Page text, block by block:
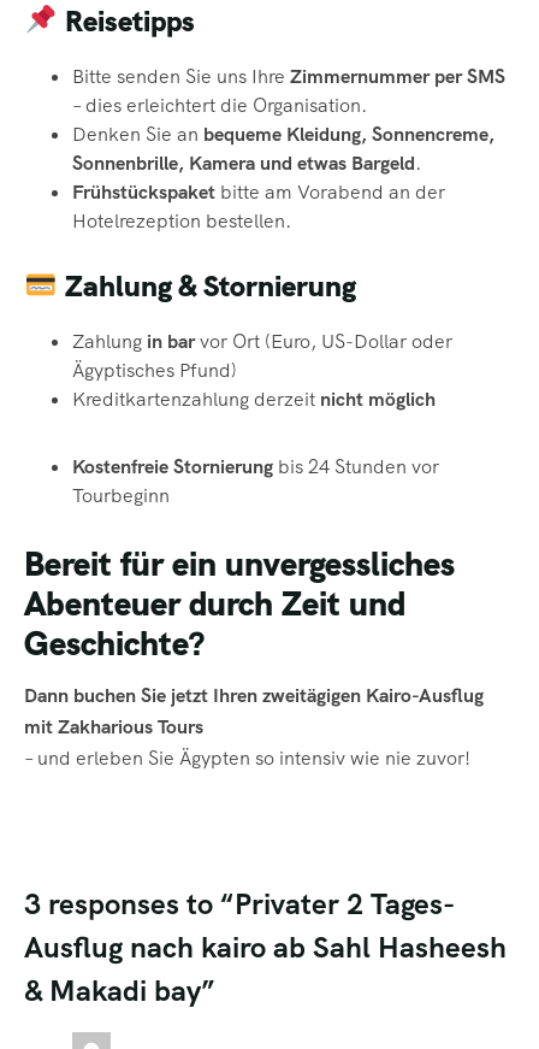
Reisetipps
Bitte senden Sie uns Ihre Zimmernummer per SMS
– dies erleichtert die Organisation.
Denken Sie an bequeme Kleidung, Sonnencreme,
Sonnenbrille, Kamera und etwas Bargeld.
Frühstückspaket bitte am Vorabend an der
Hotelrezeption bestellen.
Zahlung & Stornierung
Zahlung in barvor Ort (Euro, US-Dollar oder
Ägyptisches Pfund)
Kreditkartenzahlung derzeit nicht möglich
Kostenfreie Stornierung bis 24 Stunden vor
Tourbeginn
Bereit für ein unvergessliches
Abenteuer durch Zeit und
Geschichte?
Dann buchen Sie jetzt Ihren zweitägigen Kairo-Ausflug
mit Zakharious Tours
– und erleben Sie Ägypten so intensiv wie nie zuvor!
3 responses to “Privater 2 Tages-
Ausflug nach kairo ab Sahl Hasheesh
& Makadi bay”